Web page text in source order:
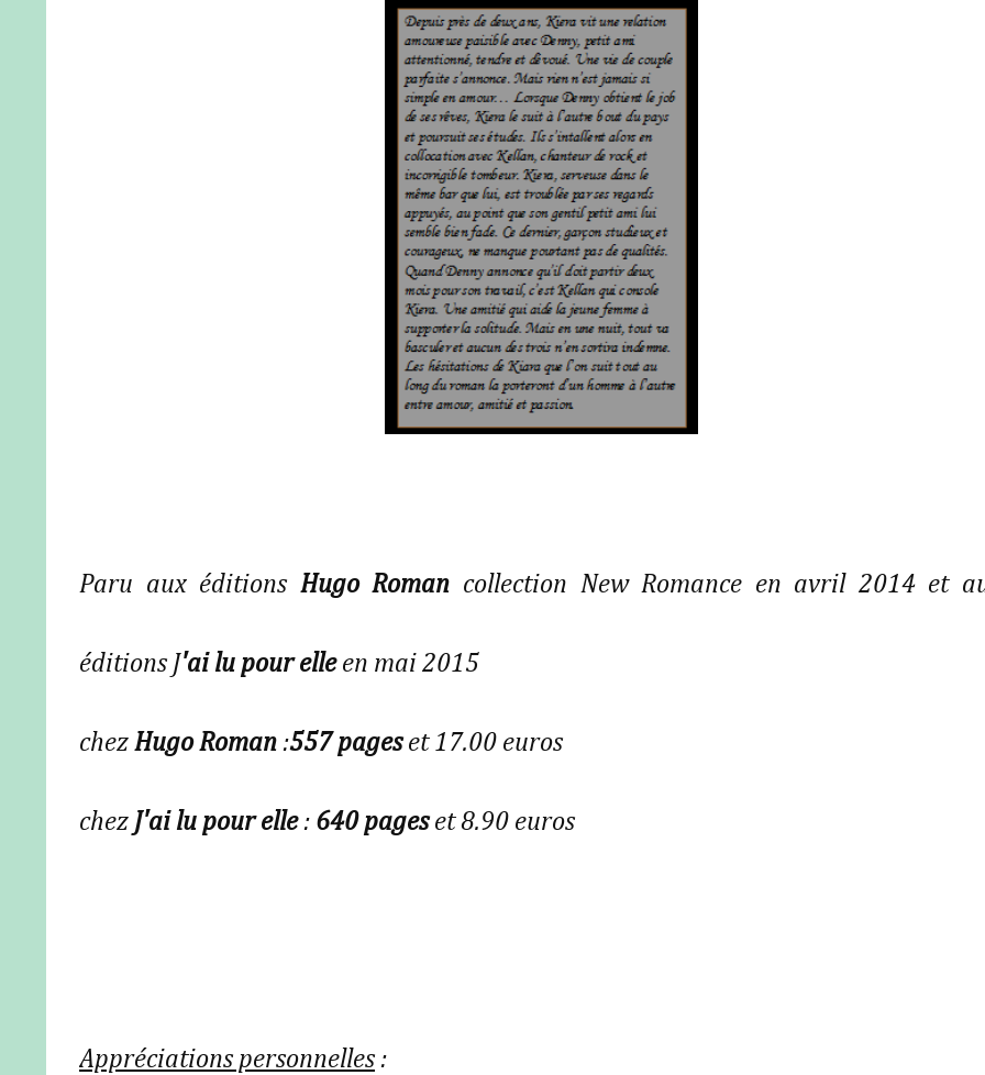
Paru aux éditions Hugo Roman collection New Romance en avril 2014 et
éditions J'ai lu pour elle en mai 2015
chez Hugo Roman :557 pageset 17.00 euros
chez J'ai lu pour elle: 640 pageset 8.90 euros
Appréciations personnelles :